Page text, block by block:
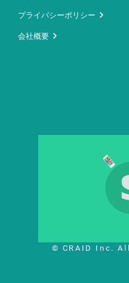
プライバシーポリシー
会社概要
© CRAID Inc.